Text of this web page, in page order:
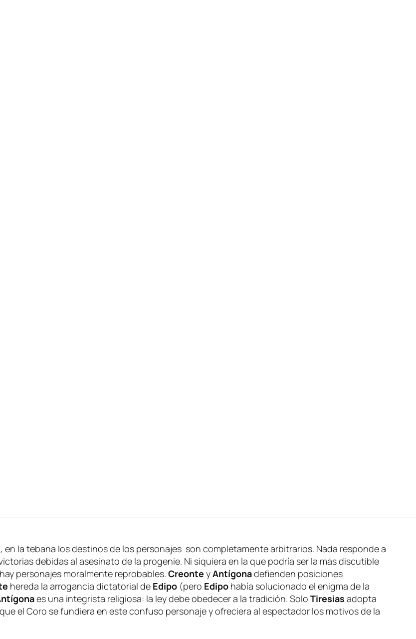
, en la tebana los destinos de los personajes son completamente arbitrarios. Nada responde a
debidas al asesinato de la progenie. Ni siquiera en la que podría ser la más discutible
personajes moralmente reprobables. Creonte yAntígonadefienden posiciones
hereda la arrogancia dictatorial de Edipo (pero Edipo había solucionado el enigma de la
es una integrista religiosa: la ley debe obedecer a la tradición. Solo Tiresias adopta
el Coro se fundiera en este confuso personaje y ofreciera al espectador los motivos de la